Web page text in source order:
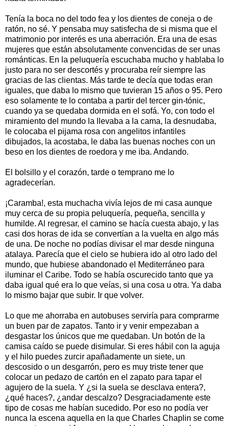
Tenía la boca no del todo fea y los dientes de coneja o de
ratón, no sé. Y pensaba muy satisfecha de si misma que el
matrimonio por interés es una aberración. Era una de esas
mujeres que están absolutamente convencidas de ser unas
románticas. En la peluquería escuchaba mucho y hablaba lo
justo para no ser descortés y procuraba reír siempre las
gracias de las clientas. Más tarde te decía que todas eran
iguales, que daba lo mismo que tuvieran 15 años o 95. Pero
eso solamente te lo contaba a partir del tercer gin-tónic,
cuando ya se quedaba dormida en el sofá. Yo, con todo el
miramiento del mundo la llevaba a la cama, la desnudaba,
le colocaba el pijama rosa con angelitos infantiles
dibujados, la acostaba, le daba las buenas noches con un
beso en los dientes de roedora y me iba. Andando.
El bolsillo y el corazón, tarde o temprano me lo
agradecerían.
¡Caramba!, esta muchacha vivía lejos de mi casa aunque
muy cerca de su propia peluquería, pequeña, sencilla y
humilde. Al regresar, el camino se hacía cuesta abajo, y las
casi dos horas de ida se convertían a la vuelta en algo más
de una. De noche no podías divisar el mar desde ninguna
atalaya. Parecía que el cielo se hubiera ido al otro lado del
mundo, que hubiese abandonado el Mediterráneo para
iluminar el Caribe. Todo se había oscurecido tanto que ya
daba igual qué era lo que veías, si una cosa u otra. Ya daba
lo mismo bajar que subir. Ir que volver.
Lo que me ahorraba en autobuses serviría para comprarme
un buen par de zapatos. Tanto ir y venir empezaban a
desgastar los únicos que me quedaban. Un botón de la
camisa caído se puede disimular. Si eres hábil con la aguja
y el hilo puedes zurcir apañadamente un siete, un
descosido o un desgarrón, pero es muy triste tener que
colocar un pedazo de cartón en el zapato para tapar el
agujero de la suela. Y ¿si la suela se desclava entera?,
¿qué haces?, ¿andar descalzo? Desgraciadamente este
tipo de cosas me habían sucedido. Por eso no podía ver
nunca la escena aquella en la que Charles Chaplin se come